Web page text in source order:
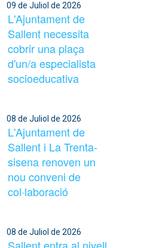
09 de Juliol de 2026
L'Ajuntament de
Sallent necessita
cobrir una plaça
d'un/a especialista
socioeducativa
08 de Juliol de 2026
L'Ajuntament de
Sallent i La Trenta-
sisena renoven un
nou conveni de
col·laboració
08 de Juliol de 2026